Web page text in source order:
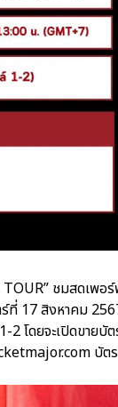
TOUR” ชมสดเพ
ที่ 17 สิงหาคม
โดยจะเปิดขายบั
บัต